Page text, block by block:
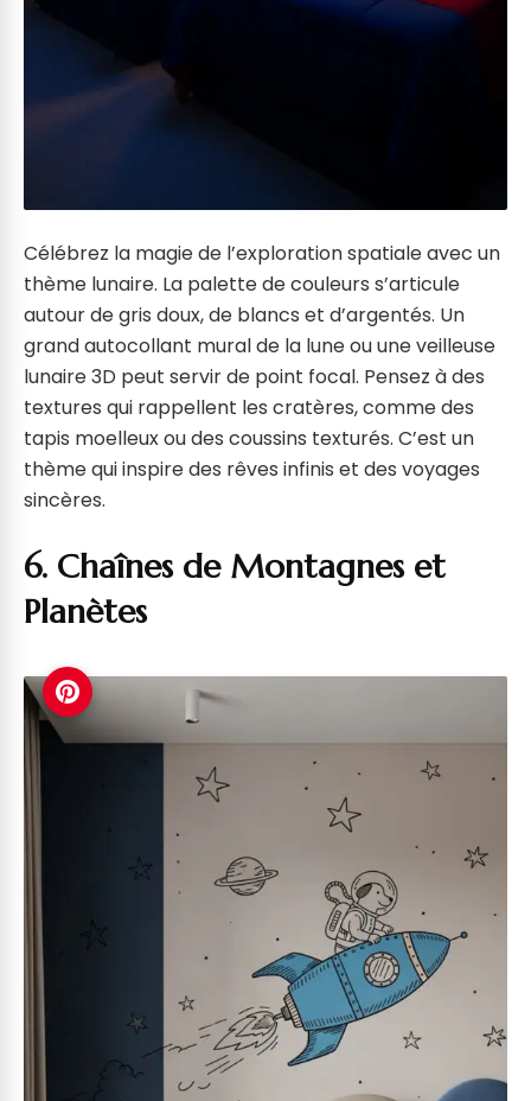
Célébrez la magie de l’exploration spatiale avec un
thème lunaire. La palette de couleurs s’articule
autour de gris doux, de blancs et d’argentés. Un
grand autocollant mural de la lune ou une veilleuse
lunaire 3D peut servir de point focal. Pensez à des
textures qui rappellent les cratères, comme des
tapis moelleux ou des coussins texturés. C’est un
thème qui inspire des rêves infinis et des voyages
sincères.
6. Chaînes de Montagnes et
Planètes